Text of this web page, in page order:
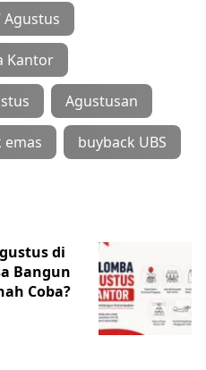
Agustus
Kantor
Agustusan
emas buyback UBS
di
Bangun
Coba?